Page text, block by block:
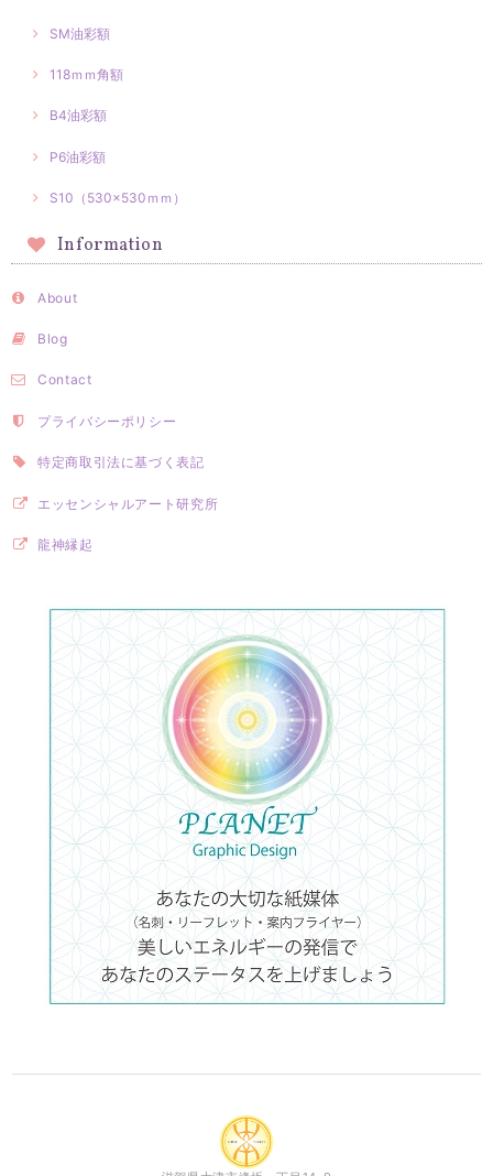
SM油彩額
118ｍｍ角額
B4油彩額
P6油彩額
S10（530×530ｍｍ）
Information
About
Blog
Contact
プライバシーポリシー
特定商取引法に基づく表記
エッセンシャルアート研究所
龍神縁起